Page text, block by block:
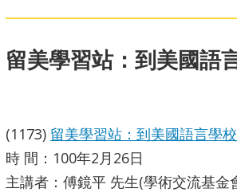
留美學習站：到美國語
(1173) 留美學習站：到美國語言學
時 間：100年2月26日
主講者：傅鏡平 先生(學術交流基金